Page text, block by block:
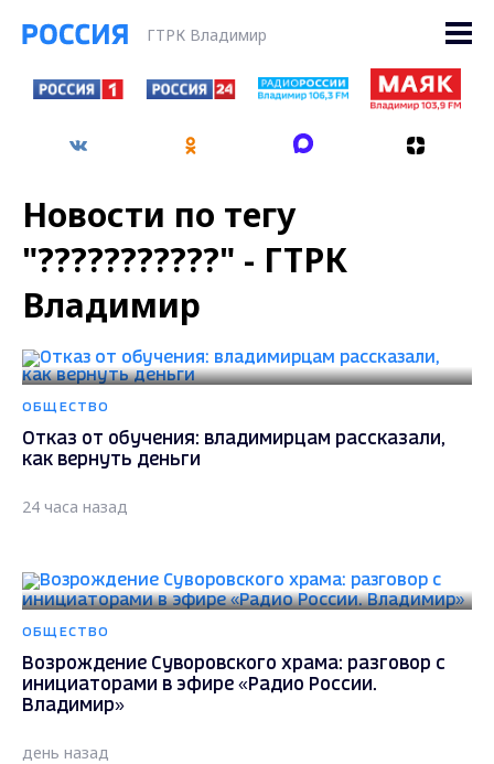
ГТРК Владимир
Новости по тегу
"???????????" - ГТРК
Владимир
ОБЩЕСТВО
Отказ от обучения: владимирцам рассказали,
как вернуть деньги
24 часа назад
ОБЩЕСТВО
Возрождение Суворовского храма: разговор с
инициаторами в эфире «Радио России.
Владимир»
день назад